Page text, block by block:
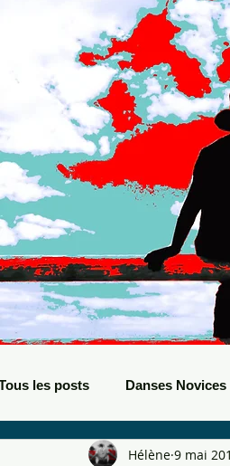
les posts Danses Novices
Danses DébutantsHélène 9 mai